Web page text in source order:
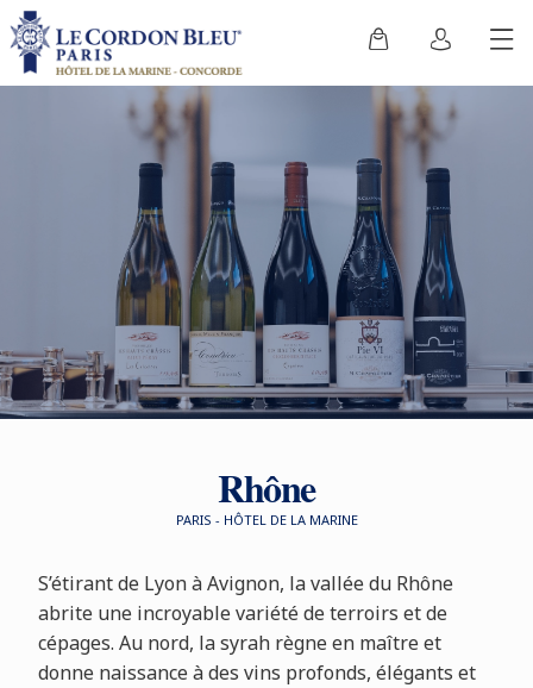
Rhône
PARIS - HÔTEL DE LA MARINE
S’étirant de Lyon à Avignon, la vallée du Rhône
abrite une incroyable variété de terroirs et de
cépages. Au nord, la syrah règne en maître et
donne naissance à des vins profonds, élégants et